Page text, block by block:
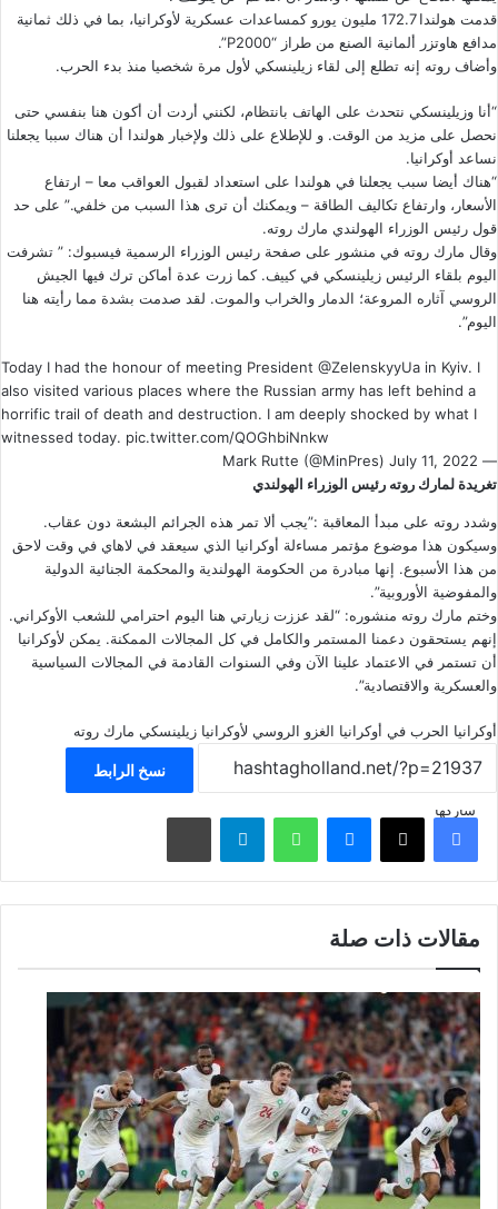
قدمت هولندا 172.7 مليون يورو كمساعدات عسكرية لأوكرانيا، بما في ذلك ثمانية
مدافع هاوتزر ألمانية الصنع من طراز “P2000”.
وأضاف روته إنه تطلع إلى لقاء زيلينسكي لأول مرة شخصيا منذ بدء الحرب.
“أنا وزيلينسكي نتحدث على الهاتف بانتظام، لكنني أردت أن أكون هنا بنفسي حتى
نحصل على مزيد من الوقت. و للإطلاع على ذلك ولإخبار هولندا أن هناك سببا يجعلنا
نساعد أوكرانيا.
“هناك أيضا سبب يجعلنا في هولندا على استعداد لقبول العواقب معا – ارتفاع
الأسعار، وارتفاع تكاليف الطاقة – ويمكنك أن ترى هذا السبب من خلفي.” على حد
قول رئيس الوزراء الهولندي مارك روته.
وقال مارك روته في منشور على صفحة رئيس الوزراء الرسمية فيسبوك: ” تشرفت
اليوم بلقاء الرئيس زيلينسكي في كييف. كما زرت عدة أماكن ترك فيها الجيش
الروسي آثاره المروعة؛ الدمار والخراب والموت. لقد صدمت بشدة مما رأيته هنا
اليوم”.
Today I had the honour of meeting President @ZelenskyyUa in Kyiv. I
also visited various places where the Russian army has left behind a
horrific trail of death and destruction. I am deeply shocked by what I
witnessed today. pic.twitter.com/QOGhbiNnkw
— Mark Rutte (@MinPres)
July 11, 2022
تغريدة لمارك روته رئيس الوزراء الهولندي
وشدد روته على مبدأ المعاقبة :”يجب ألا تمر هذه الجرائم البشعة دون عقاب.
وسيكون هذا موضوع مؤتمر مساءلة أوكرانيا الذي سيعقد في لاهاي في وقت لاحق
من هذا الأسبوع. إنها مبادرة من الحكومة الهولندية والمحكمة الجنائية الدولية
والمفوضية الأوروبية”.
وختم مارك روته منشوره: “لقد عززت زيارتي هنا اليوم احترامي للشعب الأوكراني.
إنهم يستحقون دعمنا المستمر والكامل في كل المجالات الممكنة. يمكن لأوكرانيا
أن تستمر في الاعتماد علينا الآن وفي السنوات القادمة في المجالات السياسية
والعسكرية والاقتصادية”.
أوكرانيا الحرب في أوكرانيا الغزو الروسي لأوكرانيا زيلينسكي مارك روته
نسخ الرابط
شاركهافيسبوك ‫X ماسنجر واتساب تيلقرام مشاركة عبر البريد
مقالات ذات صلة